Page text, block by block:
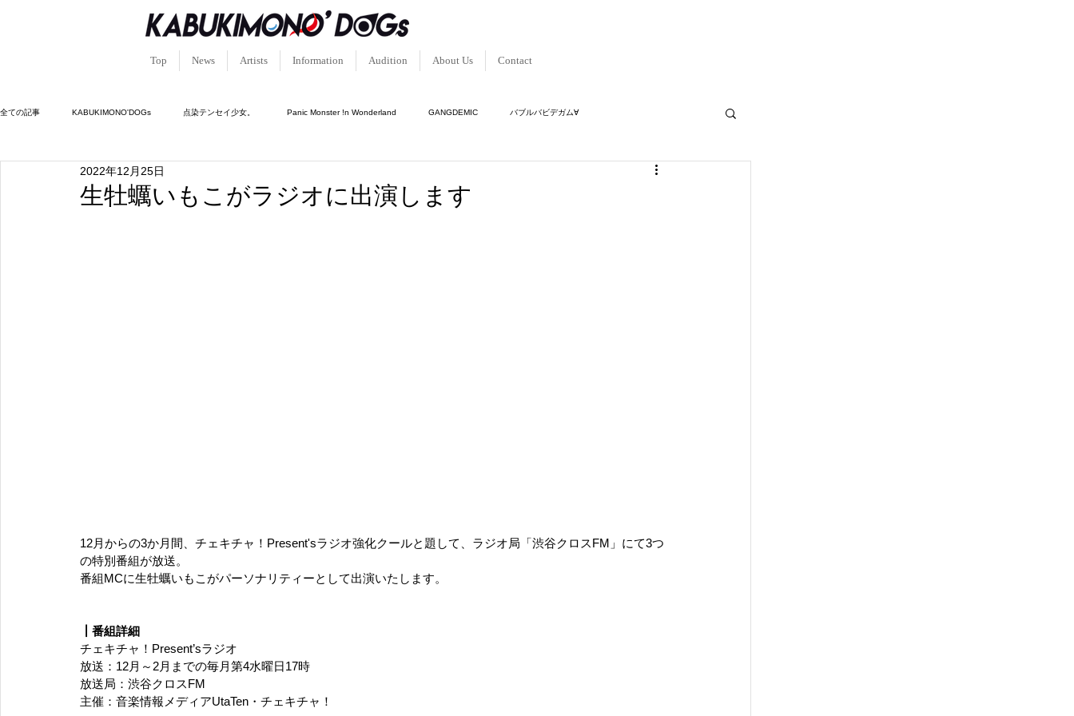
Top News Artists Information Audition About Us Contact
全ての記事 KABUKIMONO'DOGs 点染テンセイ少女。 Panic Monster !n Wonderland GANGDEMIC バブルバビデガム∀
キュン!?恋堕ちキューピッド
生牡蠣いもこがラジオに出演します
2022年12月25日
12月からの3か月間、チェキチャ！Present'sラジオ強化クールと題して、ラジオ局「渋谷クロスFM」にて3つ
の特別番組が放送。
番組MCに生牡蠣いもこがパーソナリティーとして出演いたします。
┃番組詳細
チェキチャ！Present’sラジオ
放送：12月～2月までの毎月第4水曜日17時
放送局：渋谷クロスFM
主催：音楽情報メディアUtaTen・チェキチャ！